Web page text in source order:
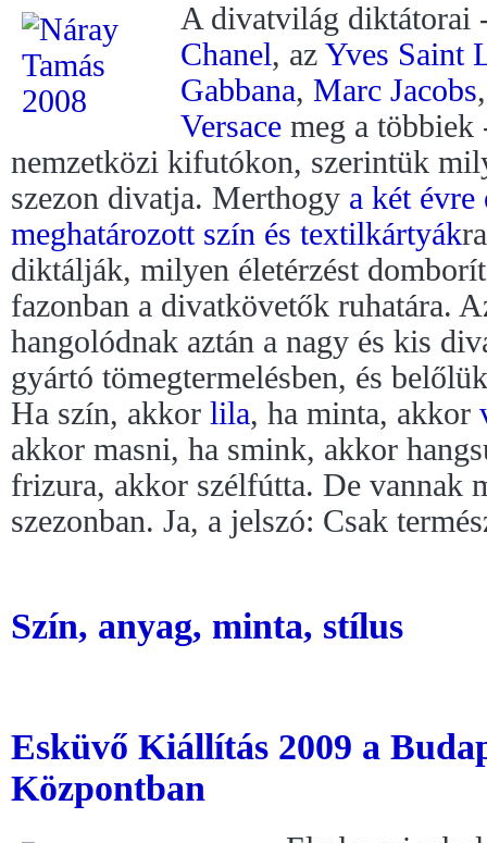
A divatvilág diktátorai
Chanel, az Yves Saint
Gabbana, Marc Jacobs
Versace meg a
nemzetközi kifutókon, szerintük
szezon divatja. Merthogy a két
meghatározott szín és textilkártyák
diktálják, milyen életérzést
fazonban a divatkövetők ruhatára.
hangolódnak aztán a nagy és kis
gyártó tömegtermelésben, és
Ha szín, akkor lila, ha minta, akkor
akkor masni, ha smink, akkor
frizura, akkor szélfútta. De vannak
szezonban. Ja, a jelszó: Csak
Szín, anyag, minta, stílus
Esküvő Kiállítás 2009 a
Központban